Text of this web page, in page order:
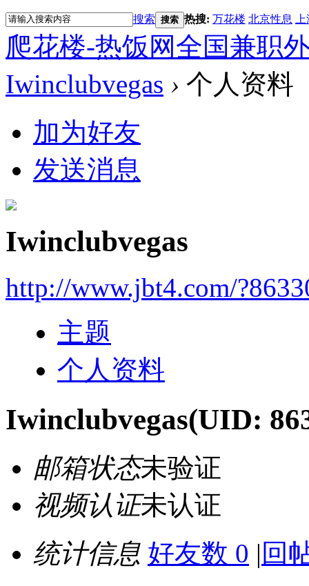
搜索 搜索 热搜: 万花楼 北京性息
爬花楼-热饭网全国兼职
Iwinclubvegas › 个人资料
加为好友
发送消息
Iwinclubvegas
http://www.jbt4.com/
主题
个人资料
Iwinclubvegas(UID:
邮箱状态未验证
视频认证未认证
统计信息 好友数 0 | 回